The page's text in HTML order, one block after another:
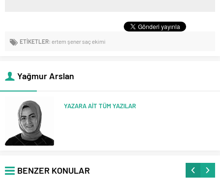
ETİKETLER: ertem şener saç ekimi
Yağmur Arslan
YAZARA AİT TÜM YAZILAR
BENZER KONULAR